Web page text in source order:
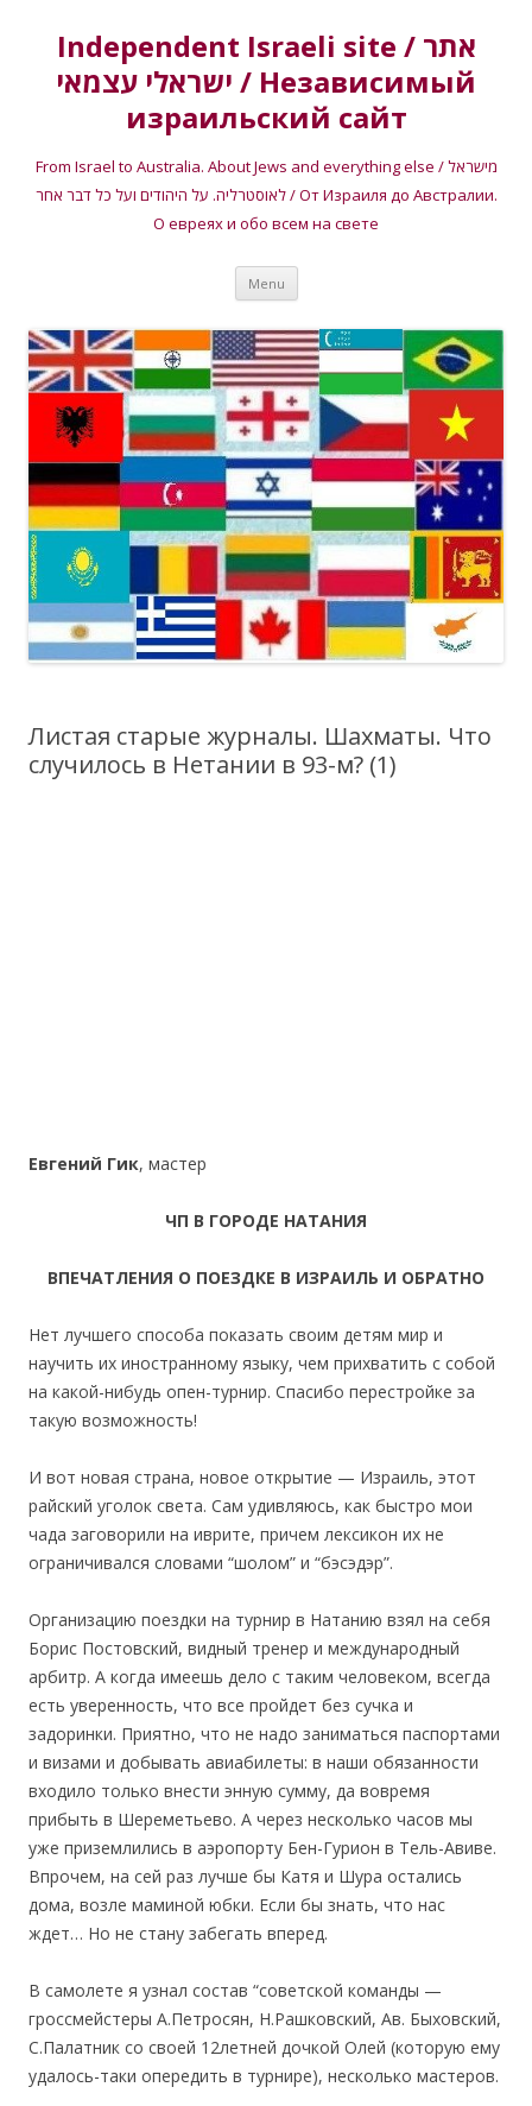
Independent Israeli site / אתר
ישראלי עצמאי / Независимый
израильский сайт
From Israel to Australia. About Jews and everything else / מישראל
לאוסטרליה. על היהודים ועל כל דבר אחר / От Израиля до Австралии.
О евреях и обо всем на свете
Menu Skip
content
Листая старые журналы. Шахматы. Что
случилось в Нетании в 93-м? (1)
Евгений Гик, мастер
ЧП В ГОРОДЕ НАТАНИЯ
ВПЕЧАТЛЕНИЯ О ПОЕЗДКЕ В ИЗРАИЛЬ И ОБРАТНО
Нет лучшего способа показать своим детям мир и
научить их иностранному языку, чем прихватить с собой
на какой-нибудь опен-турнир. Спасибо перестройке за
такую возможность!
И вот новая страна, новое открытие — Израиль, этот
райский уголок света. Сам удивляюсь, как быстро мои
чада заговорили на иврите, причем лексикон их не
ограничивался словами “шолом” и “бэсэдэр”.
Организацию поездки на турнир в Натанию взял на себя
Борис Постовский, видный тренер и международный
арбитр. А когда имеешь дело с таким человеком, всегда
есть уверенность, что все пройдет без сучка и
задоринки. Приятно, что не надо заниматься паспортами
и визами и добывать авиабилеты: в наши обязанности
входило только внести энную сумму, да вовремя
прибыть в Шереметьево. А через несколько часов мы
уже приземлились в аэропорту Бен-Гурион в Тель-Авиве.
Впрочем, на сей раз лучше бы Катя и Шура остались
дома, возле маминой юбки. Если бы знать, что нас
ждет… Но не стану забегать вперед.
В самолете я узнал состав “советской команды —
гроссмейстеры А.Петросян, Н.Рашковский, Ав. Быховский,
С.Палатник со своей 12летней дочкой Олей (которую ему
удалось-таки опередить в турнире), несколько мастеров.